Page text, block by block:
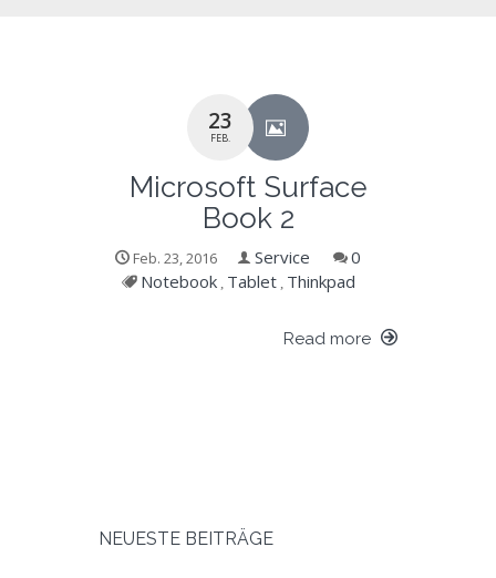
23
FEB.
Microsoft Surface
Book 2
Feb. 23, 2016 Service
0
Notebook Tablet Thinkpad
Read more
NEUESTE BEITRÄGE